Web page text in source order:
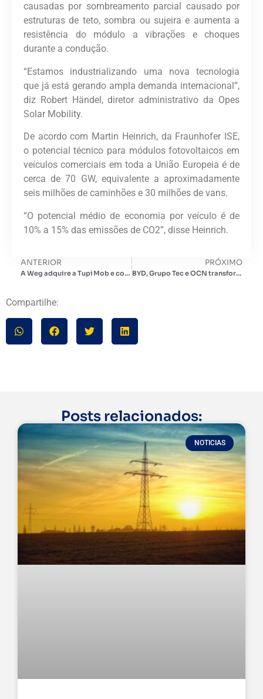
causadas por sombreamento parcial causado por
estruturas de teto, sombra ou sujeira e aumenta a
resistência do módulo a vibrações e choques
durante a condução.
“Estamos industrializando uma nova tecnologia
que já está gerando ampla demanda internacional”,
diz Robert Händel, diretor administrativo da Opes
Solar Mobility.
De acordo com Martin Heinrich, da Fraunhofer ISE,
o potencial técnico para módulos fotovoltaicos em
veículos comerciais em toda a União Europeia é de
cerca de 70 GW, equivalente a aproximadamente
seis milhões de caminhões e 30 milhões de vans.
“O potencial médio de economia por veículo é de
10% a 15% das emissões de CO2”, disse Heinrich.
ANTERIOR
A Weg adquire a Tupi Mob e consolida seu ecossistema de mobilidade elétrica no Brasil
PRÓXIMO
BYD, Grupo Tec e OCN transformam a mobilidade urbana no México com frota elétrica pioneira em Nuevo León
Compartilhe:
Posts relacionados:
NOTICIAS